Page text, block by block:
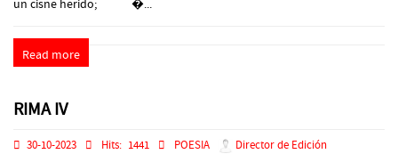
un cisne herido; �...
Read more
RIMA IV
30-10-2023 Hits: 1441 POESIA Director de Edición